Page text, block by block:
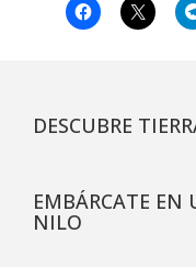
DESCUBRE
EMBÁRCATE EN
NILO